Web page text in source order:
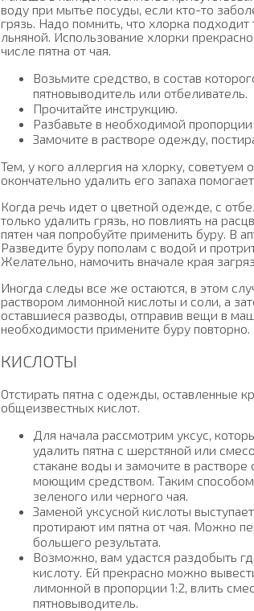
воду при мытье посуды, если кто-то
грязь. Надо помнить, что хлорка
льняной. Использование хлорки
числе пятна от чая.
Возьмите средство, в состав
пятновыводитель или отбеливатель.
Прочитайте инструкцию.
Разбавьте в необходимой
Замочите в растворе одежду,
Тем, у кого аллергия на хлорку,
окончательно удалить его запаха
Когда речь идет о цветной одежде, с
только удалить грязь, но повлиять на
пятен чая попробуйте применить буру. В
Разведите буру пополам с водой и
Желательно, намочить вначале края
Иногда следы все же остаются, в этом
раствором лимонной кислоты и соли, а
оставшиеся разводы, отправив вещи в
необходимости примените буру повторно.
КИСЛОТЫ
Отстирать пятна с одежды, оставленные
общеизвестных кислот.
Для начала рассмотрим уксус,
удалить пятна с шерстяной или
стакане воды и замочите в
моющим средством. Таким
зеленого или черного чая.
Заменой уксусной кислоты
протирают им пятна от чая. Можно
большего результата.
Возможно, вам удастся раздобыть
кислоту. Ей прекрасно можно
лимонной в пропорции 1:2, влить
пятновыводитель.